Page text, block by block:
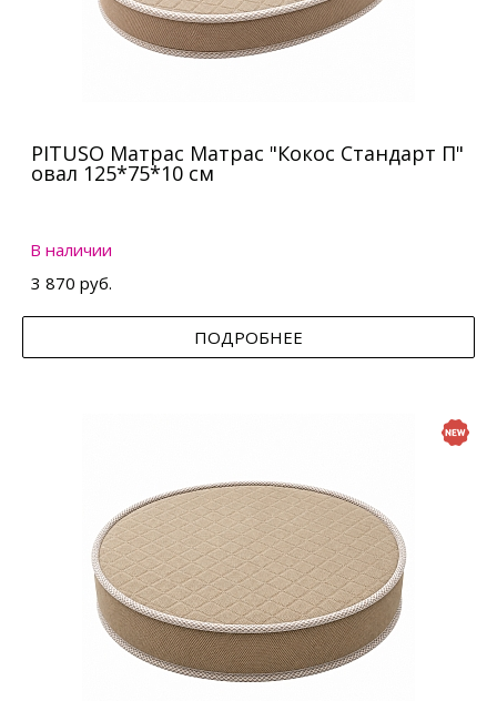
PITUSO Матрас Матрас "Кокос Стандарт П"
овал 125*75*10 см
В наличии
3 870 руб.
ПОДРОБНЕЕ